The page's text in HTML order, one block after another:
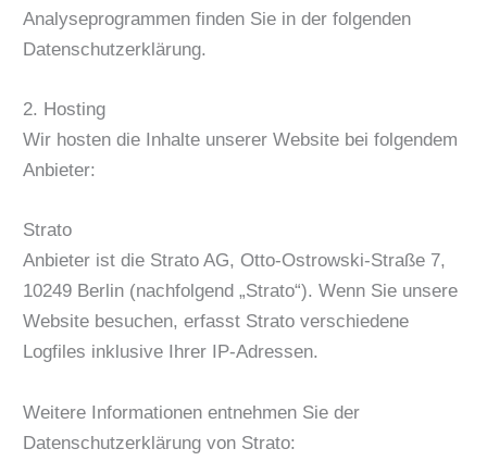
Analyseprogrammen finden Sie in der folgenden
Datenschutzerklärung.
2. Hosting
Wir hosten die Inhalte unserer Website bei folgendem
Anbieter:
Strato
Anbieter ist die Strato AG, Otto-Ostrowski-Straße 7,
10249 Berlin (nachfolgend „Strato“). Wenn Sie unsere
Website besuchen, erfasst Strato verschiedene
Logfiles inklusive Ihrer IP-Adressen.
Weitere Informationen entnehmen Sie der
Datenschutzerklärung von Strato: